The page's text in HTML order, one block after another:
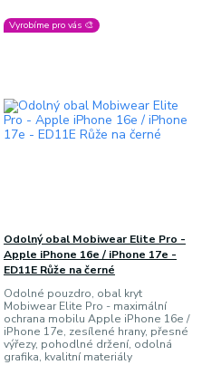
Vyrobíme pro vás 🎨
Odolný obal Mobiwear Elite Pro -
Apple iPhone 16e / iPhone 17e -
ED11E Růže na černé
Odolné pouzdro, obal kryt
Mobiwear Elite Pro - maximální
ochrana mobilu Apple iPhone 16e /
iPhone 17e, zesílené hrany, přesné
výřezy, pohodlné držení, odolná
grafika, kvalitní materiály